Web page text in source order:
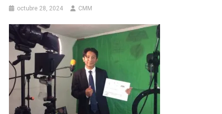
octubre 28, 2024 CMM